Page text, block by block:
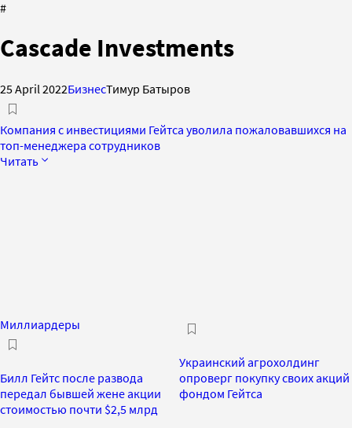
#
Cascade Investments
25 April 2022БизнесТимур Батыров
Компания с инвестициями Гейтса уволила пожаловавшихся на
топ-менеджера сотрудников
Читать
Миллиардеры
Билл Гейтс после развода
передал бывшей жене акции
стоимостью почти $2,5 млрд
Украинский агрохолдинг
опроверг покупку своих акций
фондом Гейтса